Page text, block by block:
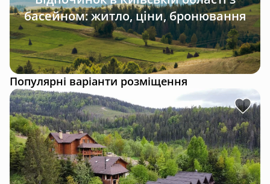
басейном: житло, ціни, бронювання
Популярні варіанти розміщення